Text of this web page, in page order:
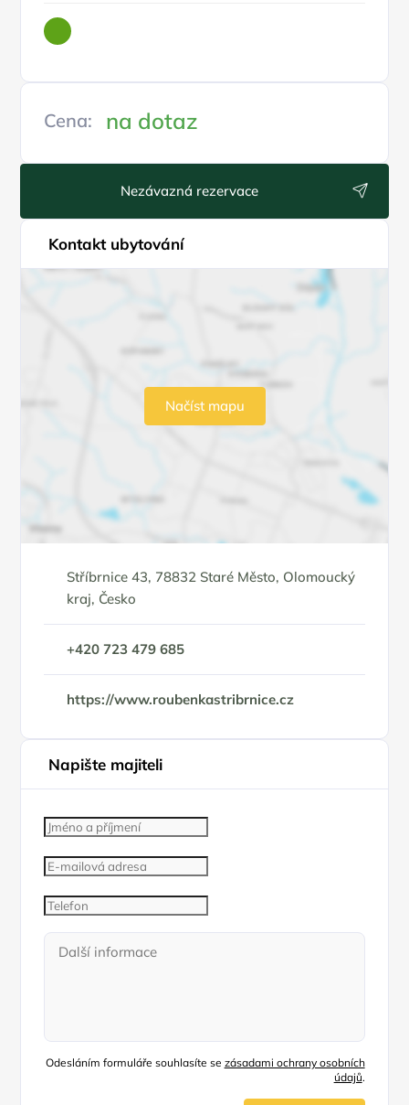
Cena: na dotaz
Nezávazná rezervace
Kontakt ubytování
Načíst mapu
Stříbrnice 43, 78832 Staré Město, Olomoucký
kraj, Česko
+420 723 479 685
https://www.roubenkastribrnice.cz
Napište majiteli
Odesláním formuláře souhlasíte se zásadami ochrany osobních
údajů.